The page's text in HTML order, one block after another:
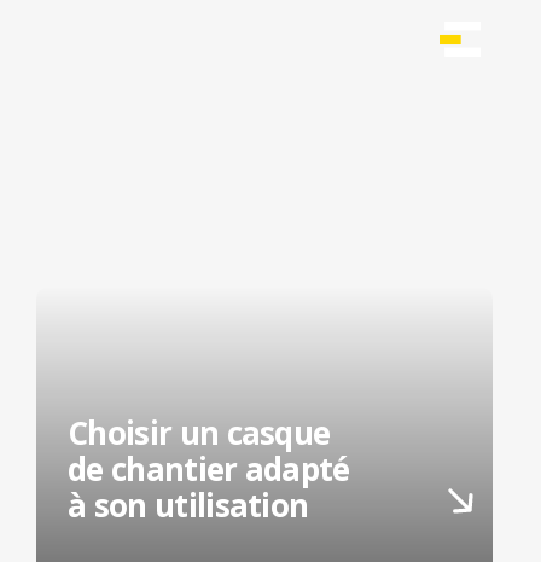
Choisir un casque
de chantier adapté
à son utilisation